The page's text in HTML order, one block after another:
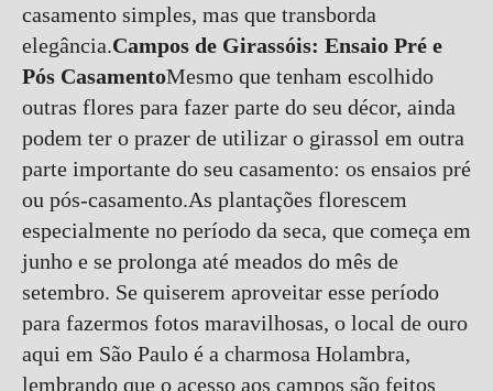
casamento simples, mas que transborda
elegância.Campos de Girassóis: Ensaio Pré e
Pós CasamentoMesmo que tenham escolhido
outras flores para fazer parte do seu décor, ainda
podem ter o prazer de utilizar o girassol em outra
parte importante do seu casamento: os ensaios pré
ou pós-casamento.As plantações florescem
especialmente no período da seca, que começa em
junho e se prolonga até meados do mês de
setembro. Se quiserem aproveitar esse período
para fazermos fotos maravilhosas, o local de ouro
aqui em São Paulo é a charmosa Holambra,
lembrando que o acesso aos campos são feitos